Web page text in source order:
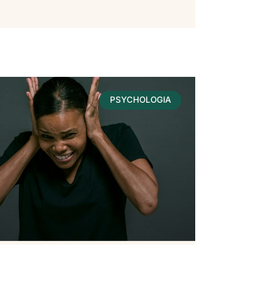
PSYCHOLOGIA